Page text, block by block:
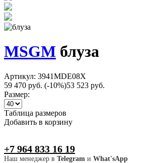
MSGM блуза
Артикул: 3941MDE08X
59 470 руб. (-10%)53 523 руб.
Размер:
Таблица размеров
Добавить в корзину
+7 964 833 16 19
Наш менеджер в Telegram и What'sApp